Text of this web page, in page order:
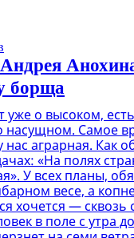
Андрея
борща
уже о высоком,
насущном. Самое
нас аграрная. Как
«На полях
У всех планы,
весе, а
хочется — сквозь
в поле с утра